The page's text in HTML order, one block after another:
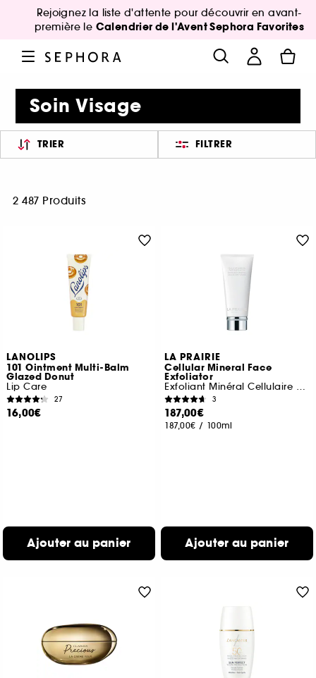
Rejoignez la liste d'attente pour découvrir en avant-
première le Calendrier de l'Avent Sephora Favorites
Soin Visage
TRIER FILTRER
2 487 Produits
LANOLIPS
101 Ointment Multi-Balm
Glazed Donut
Lip Care
27
16,00€
Ajouter au panier
LA PRAIRIE
Cellular Mineral Face
Exfoliator
Exfoliant Minéral Cellulaire Visage
3
187,00€
187,00€ / 100ml
Ajouter au panier